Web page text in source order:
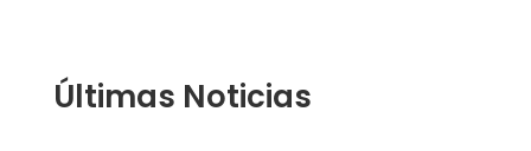
Últimas Noticias